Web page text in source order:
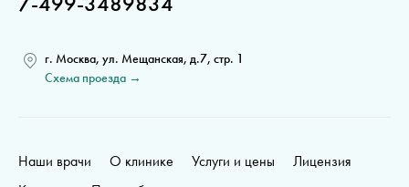
г. Москва, ул. Мещанская, д.7, стр. 1
Схема проезда →
Наши врачи О клинике Услуги и цены
Лицензия